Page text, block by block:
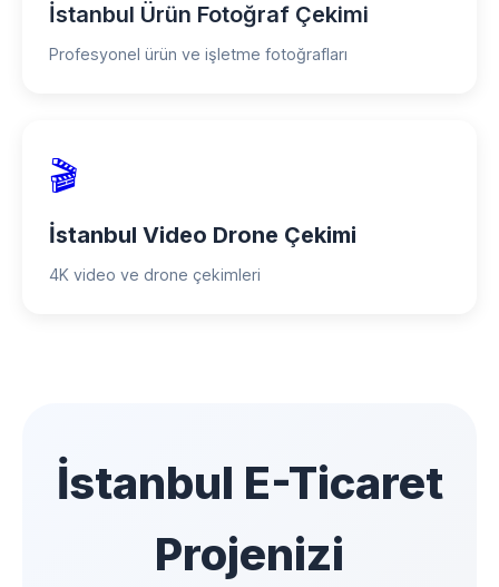
İstanbul Ürün Fotoğraf Çekimi
Profesyonel ürün ve işletme fotoğrafları
🎬
İstanbul Video Drone Çekimi
4K video ve drone çekimleri
İstanbul E-Ticaret
Projenizi